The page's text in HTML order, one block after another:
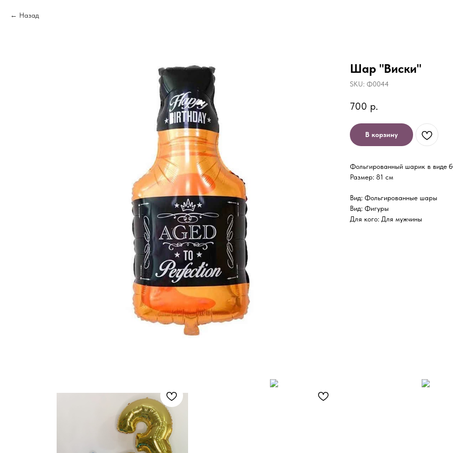
Назад
Шар "Виски"
SKU: Ф0044
700 р.
В корзину
Фольгированный шарик в виде
Размер: 81 см
Вид: Фольгированные шары
Вид: Фигуры
Для кого: Для мужчины